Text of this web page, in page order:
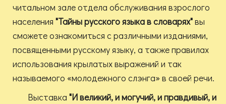
читальном зале отдела обслуживания взрослого
населения "Тайны русского языка в словарях"вы
сможете ознакомиться с различными изданиями,
посвященными русскому языку, а также правилах
использования крылатых выражений и так
называемого «молодежного слэнга» в своей речи.
Выставка "И великий, и могучий, и правдивый, и